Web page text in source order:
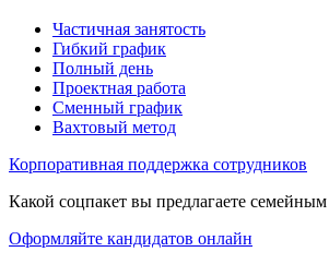
Частичная занятость
Гибкий график
Полный день
Проектная работа
Сменный график
Вахтовый метод
Корпоративная поддержка сотрудников
Какой соцпакет вы предлагаете
Оформляйте кандидатов онлайн